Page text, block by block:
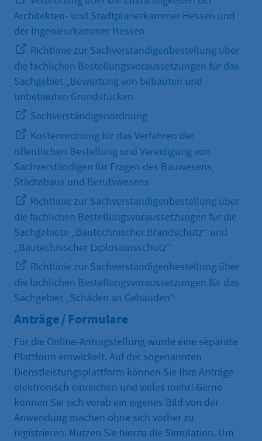
Architekten- und Stadtplanerkammer Hessen und
der Ingenieurkammer Hessen
Richtlinie zur Sachverständigenbestellung über
die fachlichen Bestellungsvoraussetzungen für das
Sachgebiet „Bewertung von bebauten und
unbebauten Grundstücken
Sachverständigenordnung
Kostenordnung für das Verfahren der
öffentlichen Bestellung und Vereidigung von
Sachverständigen für Fragen des Bauwesens,
Städtebaus und Berufswesens
Richtlinie zur Sachverständigenbestellung über
die fachlichen Bestellungsvoraussetzungen für die
Sachgebiete „Bautechnischer Brandschutz“ und
„Bautechnischer Explosionsschutz“
Richtlinie zur Sachverständigenbestellung über
die fachlichen Bestellungsvoraussetzungen für das
Sachgebiet „Schäden an Gebäuden“
Anträge / Formulare
Für die Online-Antragstellung wurde eine separate
Plattform entwickelt. Auf der sogenannten
Dienstleistungsplattform können Sie Ihre Anträge
elektronisch einreichen und vieles mehr! Gerne
können Sie sich vorab ein eigenes Bild von der
Anwendung machen ohne sich vorher zu
registrieren. Nutzen Sie hierzu die Simulation. Um